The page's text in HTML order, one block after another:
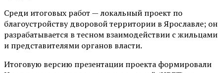
Среди итоговых работ — локальный проект по
благоустройству дворовой территории в Ярославле; он
разрабатывается в тесном взаимодействии с жильцами
и представителями органов власти.
Итоговую версию презентации проекта формировали